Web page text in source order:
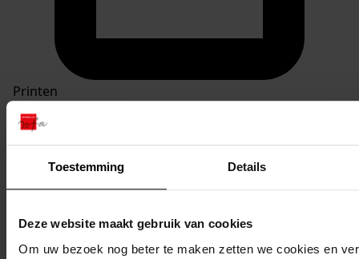
Toestemming Details
Deze website maakt gebruik van cookies
Om uw bezoek nog beter te maken zetten we cookies en
Printen
duurzaam webadres
Inv. nrs. 501-600